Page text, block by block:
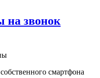
на звонок
смартфона